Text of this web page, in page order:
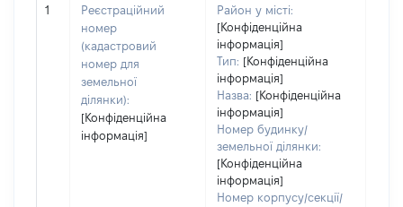
1
Реєстраційний
номер
(кадастровий
номер для
земельної
ділянки):
[Конфіденційна
інформація]
Район у місті:
[Конфіденційна
інформація]
Тип: [Конфіденційна
інформація]
Назва: [Конфіденційна
інформація]
Номер будинку/
земельної ділянки:
[Конфіденційна
інформація]
Номер корпусу/секції/